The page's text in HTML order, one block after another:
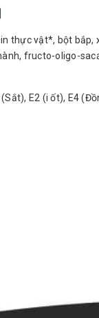
thực vật*, bột
fructo-oligo-
E2 (i ốt), E4